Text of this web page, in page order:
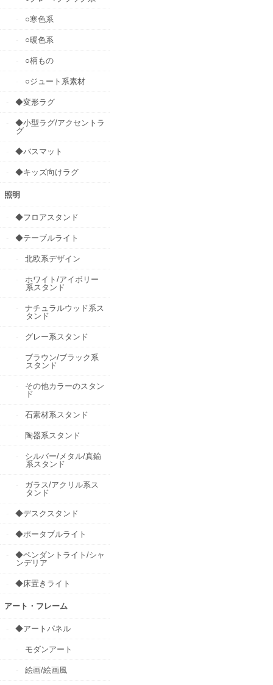
○寒色系
○暖色系
○柄もの
○ジュート系素材
◆変形ラグ
◆小型ラグ/アクセントラ
グ
◆バスマット
◆キッズ向けラグ
照明
◆フロアスタンド
◆テーブルライト
北欧系デザイン
ホワイト/アイボリー
系スタンド
ナチュラルウッド系ス
タンド
グレー系スタンド
ブラウン/ブラック系
スタンド
その他カラーのスタン
ド
石素材系スタンド
陶器系スタンド
シルバー/メタル/真鍮
系スタンド
ガラス/アクリル系ス
タンド
◆デスクスタンド
◆ポータブルライト
◆ペンダントライト/シャ
ンデリア
◆床置きライト
アート・フレーム
◆アートパネル
モダンアート
絵画/絵画風